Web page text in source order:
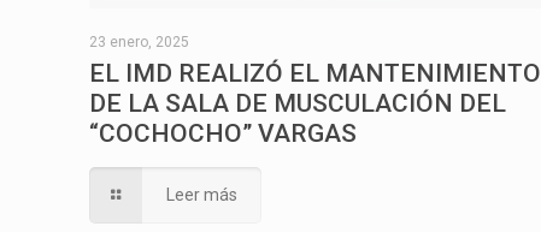
23 enero, 2025
EL IMD REALIZÓ EL MANTENIMIENTO
DE LA SALA DE MUSCULACIÓN DEL
“COCHOCHO” VARGAS
Leer más